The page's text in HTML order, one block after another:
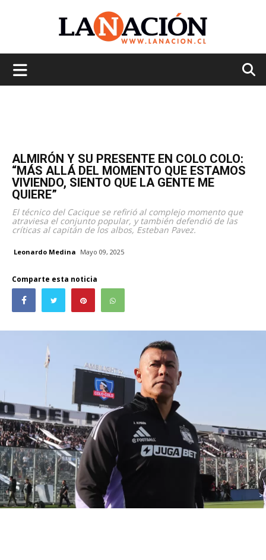
ALMIRÓN Y SU PRESENTE EN COLO COLO:
“MÁS ALLÁ DEL MOMENTO QUE ESTAMOS
VIVIENDO, SIENTO QUE LA GENTE ME
QUIERE”
El técnico del Cacique se refirió al complejo momento que
atraviesa el conjunto popular, y también defendió de las
críticas al capitán de los albos, Esteban Pavez.
Leonardo Medina Mayo 09, 2025
Comparte esta noticia